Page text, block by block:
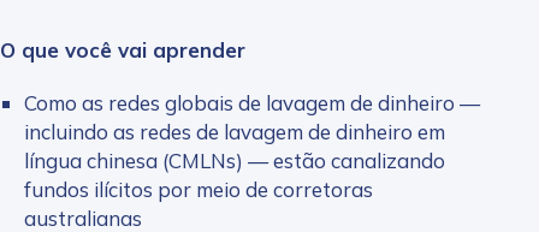
O que você vai aprender
Como as redes globais de lavagem de dinheiro —
incluindo as redes de lavagem de dinheiro em
língua chinesa (CMLNs) — estão canalizando
fundos ilícitos por meio de corretoras
australianas